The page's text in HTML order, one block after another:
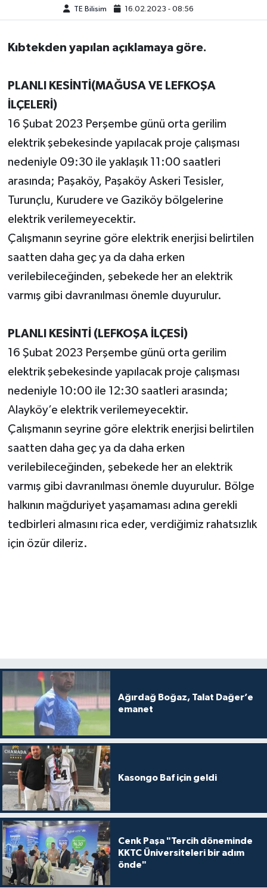
TE Bilisim 16.02.2023 - 08:56
Kıbtekden yapılan açıklamaya göre.
PLANLI KESİNTİ(MAĞUSA VE LEFKOŞA
İLÇELERİ)
16 Şubat 2023 Perşembe günü orta gerilim
elektrik şebekesinde yapılacak proje çalışması
nedeniyle 09:30 ile yaklaşık 11:00 saatleri
arasında; Paşaköy, Paşaköy Askeri Tesisler,
Turunçlu, Kurudere ve Gaziköy bölgelerine
elektrik verilemeyecektir.
Çalışmanın seyrine göre elektrik enerjisi belirtilen
saatten daha geç ya da daha erken
verilebileceğinden, şebekede her an elektrik
varmış gibi davranılması önemle duyurulur.
PLANLI KESİNTİ (LEFKOŞA İLÇESİ)
16 Şubat 2023 Perşembe günü orta gerilim
elektrik şebekesinde yapılacak proje çalışması
nedeniyle 10:00 ile 12:30 saatleri arasında;
Alayköy’e elektrik verilemeyecektir.
Çalışmanın seyrine göre elektrik enerjisi belirtilen
saatten daha geç ya da daha erken
verilebileceğinden, şebekede her an elektrik
varmış gibi davranılması önemle duyurulur. Bölge
halkının mağduriyet yaşamaması adına gerekli
tedbirleri almasını rica eder, verdiğimiz rahatsızlık
için özür dileriz.
Ağırdağ Boğaz, Talat Dağer’e
emanet
Kasongo Baf için geldi
Cenk Paşa "Tercih döneminde
KKTC Üniversiteleri bir adım
önde"